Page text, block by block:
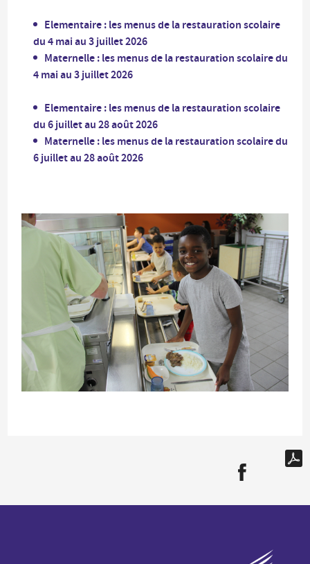
Elementaire : les menus de la restauration scolaire
du 4 mai au 3 juillet 2026
Maternelle : les menus de la restauration scolaire du
4 mai au 3 juillet 2026
Elementaire : les menus de la restauration scolaire
du 6 juillet au 28 août 2026
Maternelle : les menus de la restauration scolaire du
6 juillet au 28 août 2026